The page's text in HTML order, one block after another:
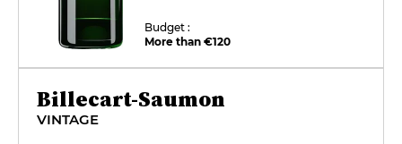
Budget :
More than €120
Billecart-Saumon
VINTAGE